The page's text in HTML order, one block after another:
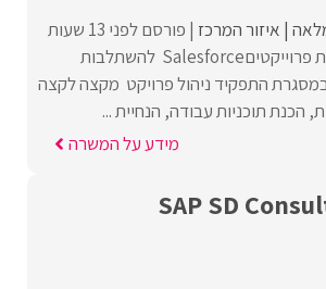
איזור המרכז פורסם לפני 13 שעות
אנו מגייסים מנהל/ת פרוייקטיםSalesforce להשתלבות
במסגרת התפקיד ניהול פרויקט מקצה לקצה
הכנת תוכניות עבודה, הנחיית ...
מידע על המשרה
SAP SD